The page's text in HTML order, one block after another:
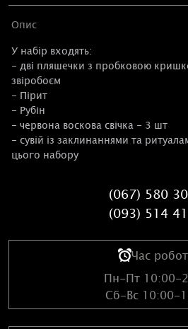
Опис
У набір входять:
- дві пляшечки з пробковою
звіробоєм
- Пірит
- Рубін
- червона воскова свічка - 3 шт
- сувій із заклинаннями та
цього набору
(067) 580
(093) 514
Час
Пн-Пт 10:00-
Сб-Вс 10:00-